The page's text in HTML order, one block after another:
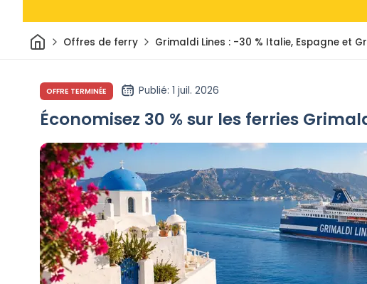
Maison
Offres de ferry Grimaldi Lines : -30 % Italie, Espagne et
OFFRE TERMINÉE Publié: 1 juil. 2026
Économisez 30 % sur les ferries